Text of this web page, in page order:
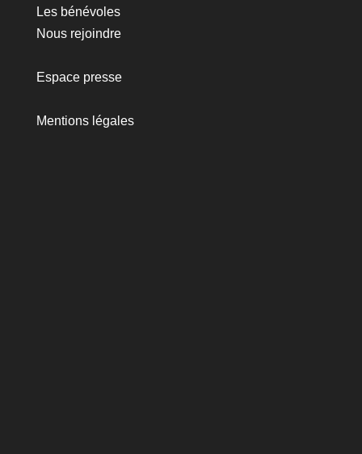
Les bénévoles
Nous rejoindre
Espace presse
Mentions légales